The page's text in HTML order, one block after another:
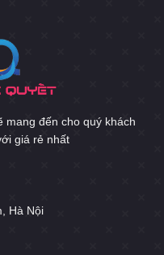
mang đến cho quý khách
giá rẻ nhất
Hà Nội